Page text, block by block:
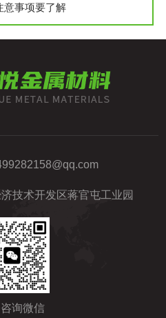
意事项要了解
技术开发区蒋官屯工业园
询微信